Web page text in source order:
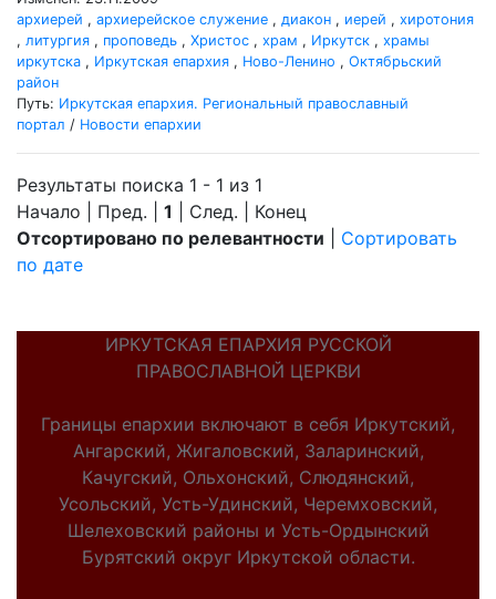
архиерей , архиерейское служение , диакон , иерей , хиротония
, литургия , проповедь , Христос , храм , Иркутск , храмы
иркутска , Иркутская епархия , Ново-Ленино , Октябрьский
район
Путь: Иркутская епархия. Региональный православный
портал / Новости епархии
Результаты поиска 1 - 1 из 1
Начало | Пред. | 1 | След. | Конец
Отсортировано по релевантности
Сортировать
по дате
ИРКУТСКАЯ ЕПАРХИЯ РУССКОЙ
ПРАВОСЛАВНОЙ ЦЕРКВИ
Границы епархии включают в себя Иркутский,
Ангарский, Жигаловский, Заларинский,
Качугский, Ольхонский, Слюдянский,
Усольский, Усть-Удинский, Черемховский,
Шелеховский районы и Усть-Ордынский
Бурятский округ Иркутской области.